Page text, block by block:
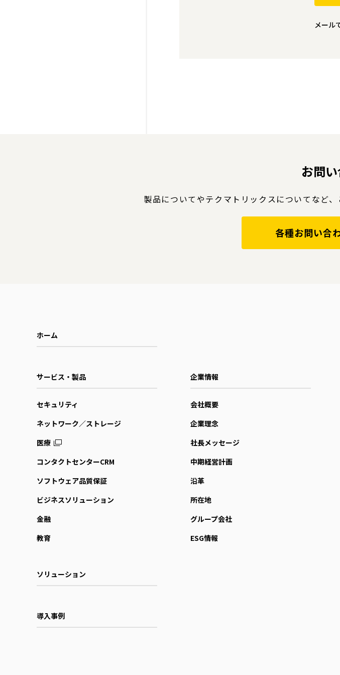
メール
お問
製品についてやテクマトリックスについてなど、
各種お問い合
ホーム
サービス・製品
セキュリティ
ネットワーク／ストレージ
医療
コンタクトセンターCRM
ソフトウェア品質保証
ビジネスソリューション
金融
教育
企業情報
会社概要
企業理念
社長メッセージ
中期経営計画
沿革
所在地
グループ会社
ESG情報
ソリューション
導入事例